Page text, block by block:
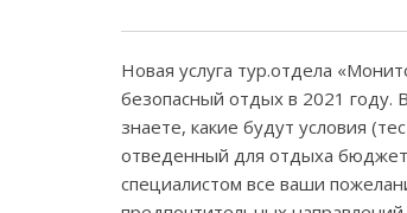
Новая услуга тур.отдела
безопасный отдых в 2021 году.
знаете, какие будут условия
отведенный для отдыха
специалистом все ваши